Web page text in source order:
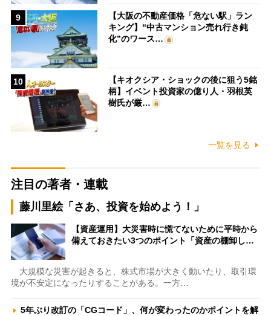
9
【大阪の不動産価格「危ない駅」ラン
キング】“中古マンション売れ行き鈍
化”のワース…
10
【キオクシア・ショックの後に狙う5銘
柄】イベント投資家の億り人・羽根英
樹氏が厳…
一覧を見る
注目の著者・連載
藤川里絵「さあ、投資を始めよう！」
【資産運用】大災害時に慌てないために平時から
備えておきたい3つのポイント「資産の棚卸し…
大規模な災害が起きると、株式市場が大きく動いたり、取引環
境が不安定になったりすることがある。一方…
5年ぶり改訂の「CGコード」、何が変わったのかポイントを解